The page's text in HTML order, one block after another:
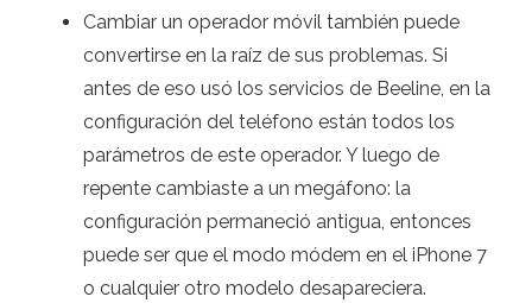
Cambiar un operador móvil también puede
convertirse en la raíz de sus problemas. Si
antes de eso usó los servicios de Beeline, en la
configuración del teléfono están todos los
parámetros de este operador. Y luego de
repente cambiaste a un megáfono: la
configuración permaneció antigua, entonces
puede ser que el modo módem en el iPhone 7
o cualquier otro modelo desapareciera.